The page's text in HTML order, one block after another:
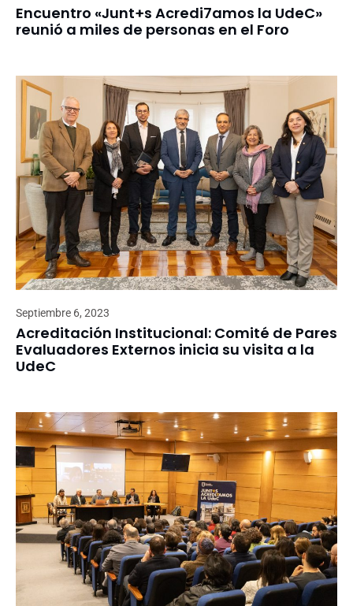
Encuentro «Junt+s Acredi7amos la UdeC»
reunió a miles de personas en el Foro
Septiembre 6, 2023
Acreditación Institucional: Comité de Pares
Evaluadores Externos inicia su visita a la
UdeC